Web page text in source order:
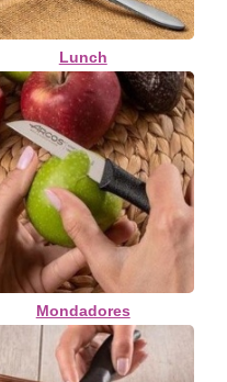
Lunch
Mondadores